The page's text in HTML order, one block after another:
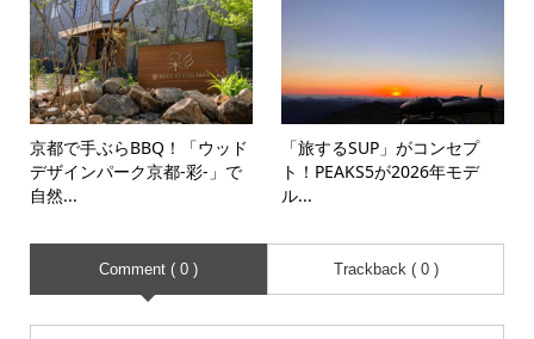
京都で手ぶらBBQ！「ウッド
デザインパーク京都-彩-」で
自然...
「旅するSUP」がコンセプ
ト！PEAKS5が2026年モデ
ル...
Comment ( 0 ) Trackback ( 0 )